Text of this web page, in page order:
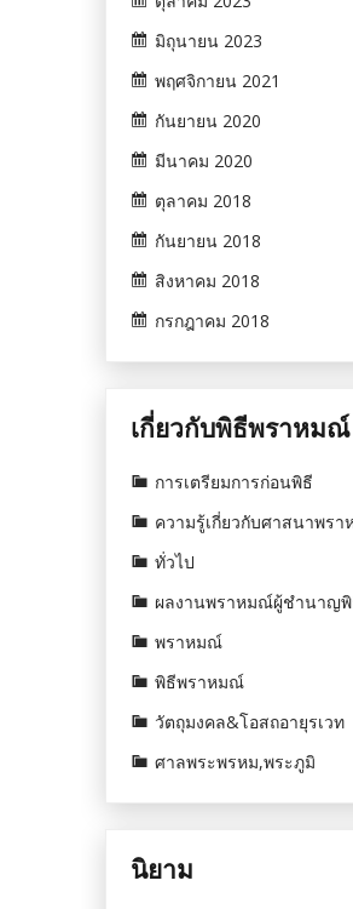
มิถุนายน 2023
พฤศจิกายน 2021
กันยายน 2020
มีนาคม 2020
ตุลาคม 2018
กันยายน 2018
สิงหาคม 2018
กรกฎาคม 2018
เกี่ยวกับพิธีพราหมณ์
การเตรียมการก่อนพิธี
ความรู้เกี่ยวกับศาสนาพร
ทั่วไป
ผลงานพราหมณ์ผู้ชำนาญ
พราหมณ์
พิธีพราหมณ์
วัตถุมงคล&โอสถอายุรเวท
ศาลพระพรหม,พระภูมิ
นิยาม